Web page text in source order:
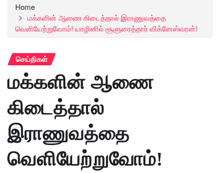
Home
மக்களின் ஆணை கிடைத்தால் இராணுவத்தை
வெளியேற்றுவோம்! யாழினில் சூளுரைத்தார் விக்னேஸ்வரன்!
செய்திகள்
மக்களின் ஆணை
கிடைத்தால்
இராணுவத்தை
வெளியேற்றுவோம்!